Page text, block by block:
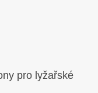
pro lyžařské